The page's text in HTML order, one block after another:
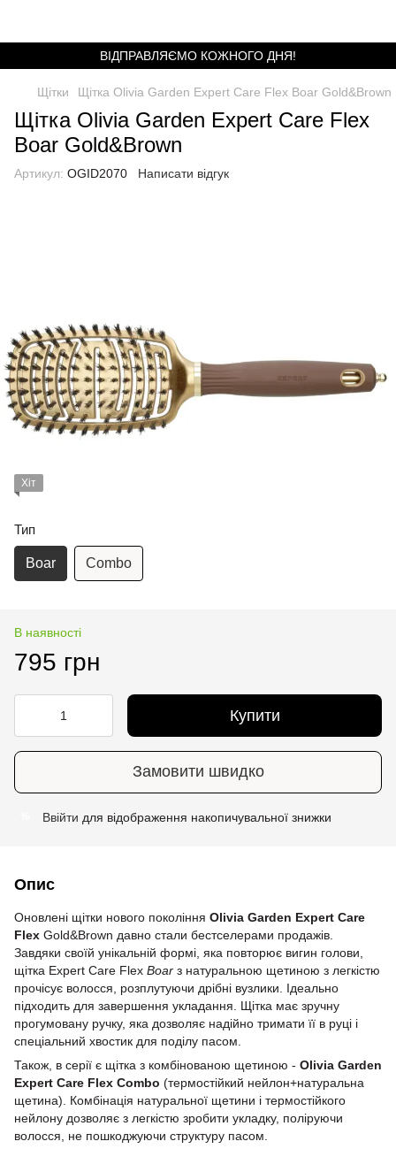
ВІДПРАВЛЯЄМО КОЖНОГО ДНЯ!
Щітки Щітка Olivia Garden Expert Care Flex Boar Gold&Brown
Щітка Olivia Garden Expert Care Flex
Boar Gold&Brown
Артикул: OGID2070 Написати відгук
Хіт
Тип
Boar Combo
В наявності
795 грн
Купити
Замовити швидко
Ввійти для відображення накопичувальної знижки
Опис
Оновлені щітки нового покоління Olivia Garden Expert Care
Flex Gold&Brown давно стали бестселерами продажів.
Завдяки своїй унікальній формі, яка повторює вигин голови,
щітка Expert Care Flex Boar з натуральною щетиною з легкістю
прочісує волосся, розплутуючи дрібні вузлики. Ідеально
підходить для завершення укладання. Щітка має зручну
прогумовану ручку, яка дозволяє надійно тримати її в руці і
спеціальний хвостик для поділу пасом.
Також, в серії є щітка з комбінованою щетиною - Olivia Garden
Expert Care Flex Combo (термостійкий нейлон+натуральна
щетина). Комбінація натуральної щетини і термостійкого
нейлону дозволяє з легкістю зробити укладку, поліруючи
волосся, не пошкоджуючи структуру пасом.